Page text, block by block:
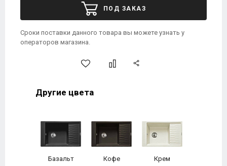
ПОД ЗАКАЗ
Сроки поставки данного товара вы можете узнать у
операторов магазина.
Другие цвета
Базальт Кофе Крем